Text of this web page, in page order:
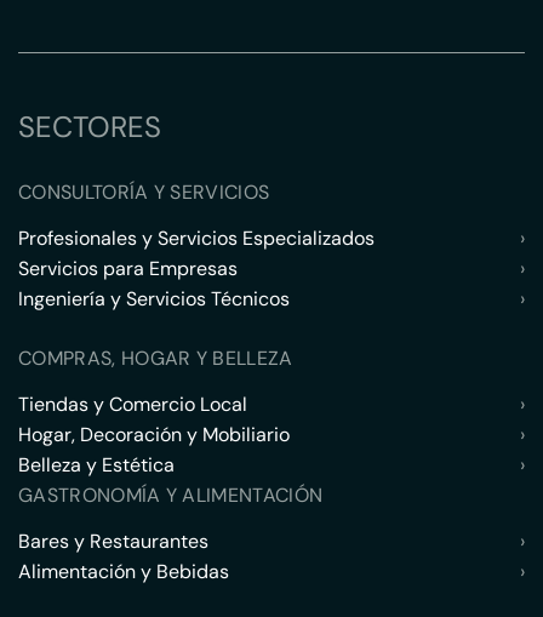
SECTORES
CONSULTORÍA Y SERVICIOS
Profesionales y Servicios Especializados
›
Servicios para Empresas
›
Ingeniería y Servicios Técnicos
›
COMPRAS, HOGAR Y BELLEZA
Tiendas y Comercio Local
›
Hogar, Decoración y Mobiliario
›
Belleza y Estética
›
GASTRONOMÍA Y ALIMENTACIÓN
Bares y Restaurantes
›
Alimentación y Bebidas
›